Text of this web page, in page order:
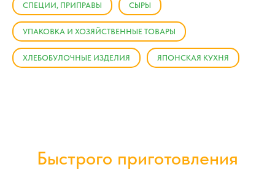
СПЕЦИИ, ПРИПРАВЫ СЫРЫ
УПАКОВКА И ХОЗЯЙСТВЕННЫЕ ТОВАРЫ
ХЛЕБОБУЛОЧНЫЕ ИЗДЕЛИЯ ЯПОНСКАЯ КУХНЯ
Быстрого приготовления